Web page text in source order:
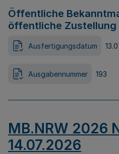
Öffentliche
öffentliche Zustellung
Ausfertigungsdatum
Ausgabennummer 193
MB.NRW 2026
14.07.2026